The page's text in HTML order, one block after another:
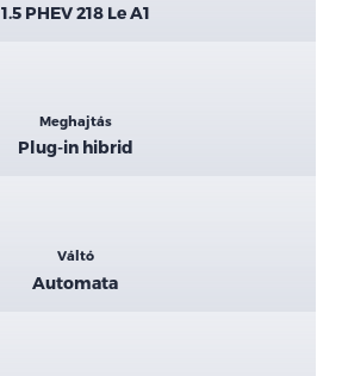
1.5 PHEV 218 Le A1
Meghajtás
Plug-in hibrid
Váltó
Automata